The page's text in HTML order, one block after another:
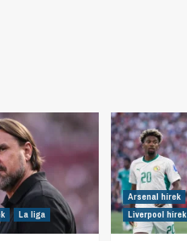
La liga
Arsenal hírek
Liverpool hírek